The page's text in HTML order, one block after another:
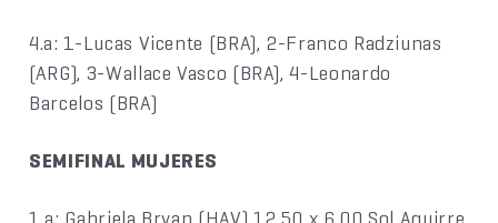
4.a: 1-Lucas Vicente (BRA), 2-Franco Radziunas
(ARG), 3-Wallace Vasco (BRA), 4-Leonardo
Barcelos (BRA)
SEMIFINAL MUJERES